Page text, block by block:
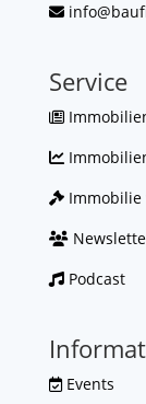
Service
Immobilie
Podcast
Events